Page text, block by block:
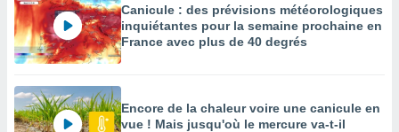
Canicule : des prévisions météorologiques
inquiétantes pour la semaine prochaine en
France avec plus de 40 degrés
Encore de la chaleur voire une canicule en
vue ! Mais jusqu'où le mercure va-t-il